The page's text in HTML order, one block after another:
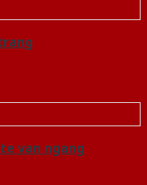
van ngang